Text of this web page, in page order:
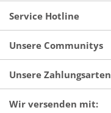
Service Hotline
Unsere Communitys
Unsere Zahlungsarten
Wir versenden mit: